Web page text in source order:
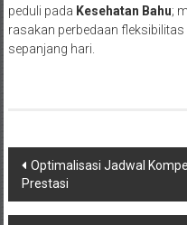
peduli pada Kesehatan Bahu;
rasakan perbedaan
sepanjang hari.
Navigasi
pos
Optimalisasi Jadwal
Prestasi